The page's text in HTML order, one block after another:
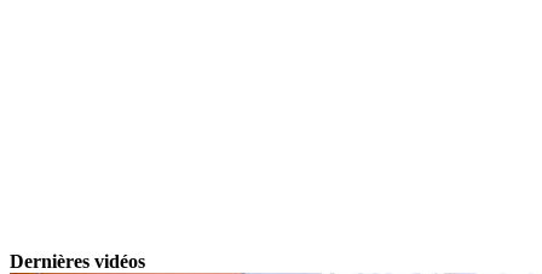
Dernières vidéos